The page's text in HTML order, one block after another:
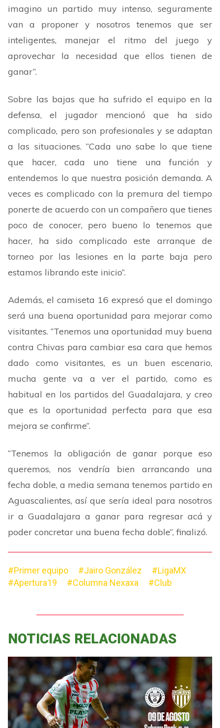
imagino un partido muy intenso, seguramente
van a proponer y nosotros tenemos que ser
inteligentes, manejar el ritmo del juego y
aprovechar la necesidad que ellos tienen de
ganar”.
Sobre las bajas que ha sufrido el equipo en la
defensa, el jugador mencionó que ha sido
complicado, pero son profesionales y se adaptan
a las situaciones.“Cada uno sabe lo que tiene
que hacer, cada uno tiene una función y
entendemos lo que nuestra posición demanda. A
veces es complicado con la premura del tiempo
ponerte de acuerdo con un compañero que tienes
poco de conocer, pero bueno lo tenemos que
hacer, ha sido complicado este arranque de
torneo por las lesiones en la parte baja pero
estamos librando este inicio”.
Además, el camiseta 16 expresó que el domingo
será una buena oportunidad para mejorar como
visitantes. “Tenemos una oportunidad muy buena
contra Chivas para cambiar esa cara que hemos
dado como visitantes, es un buen escenario,
mucha gente va a ver el partido, como es
habitual en los partidos del Guadalajara, y creo
que es la oportunidad perfecta para que esa
mejora se confirme”.
“Tenemos la obligación de ganar porque eso
queremos, nos vendría bien arrancando una
fecha doble, a media semana tenemos partido en
Aguascalientes, así que sería ideal para nosotros
ir a Guadalajara a ganar para regresar acá y
poder concretar una buena fecha doble”, finalizó.
#Primer equipo #Jairo González
#LigaMX
#Apertura19
#Columna Nexaxa #Club
NOTICIAS RELACIONADAS